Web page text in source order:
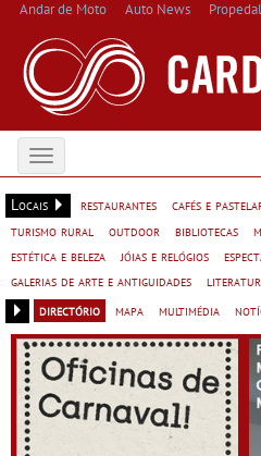
Andar de Moto Auto News
Toggle
navigation
Locais
restaurantes cafés e
turismo rural
outdoor bibliotecas
estética e beleza
jóias e relógios
galerias de arte e antiguidades
directório
mapa multimédia